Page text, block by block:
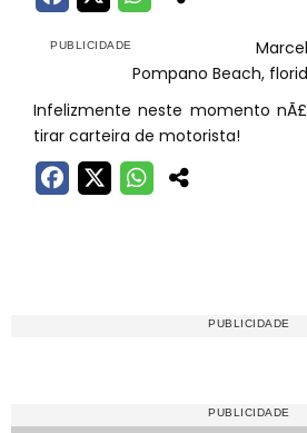
Pompano Beach,
Infelizmente neste momento
tirar carteira de motorista!